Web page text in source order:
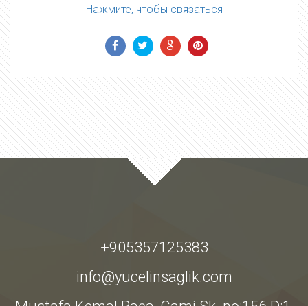
Нажмите, чтобы связаться
+905357125383
info@yucelinsaglik.com